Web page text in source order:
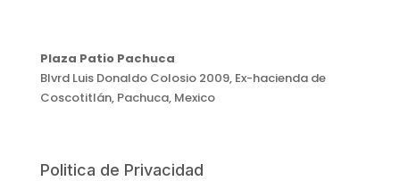
Plaza Patio Pachuca
Blvrd Luis Donaldo Colosio 2009, Ex-hacienda de
Coscotitlán, Pachuca, Mexico
Politica de Privacidad